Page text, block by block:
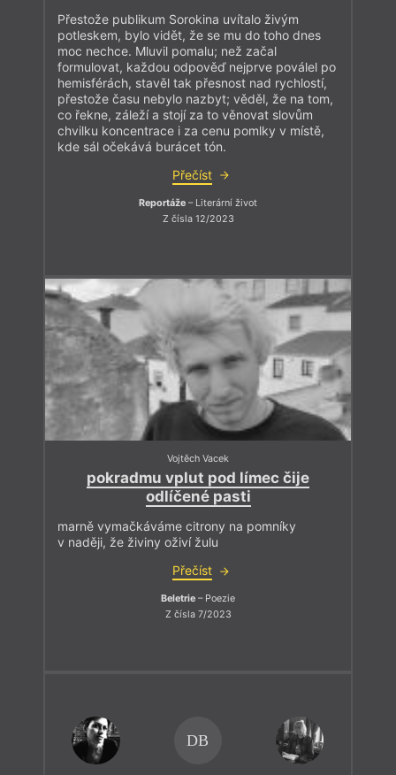
Přestože publikum Sorokina uvítalo živým
potleskem, bylo vidět, že se mu do toho dnes
moc nechce. Mluvil pomalu; než začal
formulovat, každou odpověď nejprve poválel po
hemisférách, stavěl tak přesnost nad rychlostí,
přestože času nebylo nazbyt; věděl, že na tom,
co řekne, záleží a stojí za to věnovat slovům
chvilku koncentrace i za cenu pomlky v místě,
kde sál očekává burácet tón.
Přečíst
Reportáže – Literární život
Z čísla 12/2023
Vojtěch Vacek
pokradmu vplut pod límec čije
odlíčené pasti
marně vymačkáváme citrony na pomníky
v naději, že živiny oživí žulu
Přečíst
Beletrie – Poezie
Z čísla 7/2023
DB